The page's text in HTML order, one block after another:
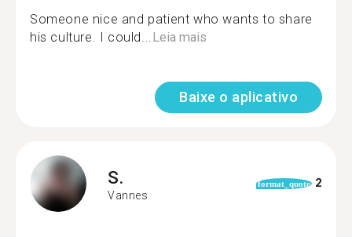
Someone nice and patient who wants to share
his culture. I could... Leia mais
Baixe o aplicativo
S.
Vannes
format_quote 2